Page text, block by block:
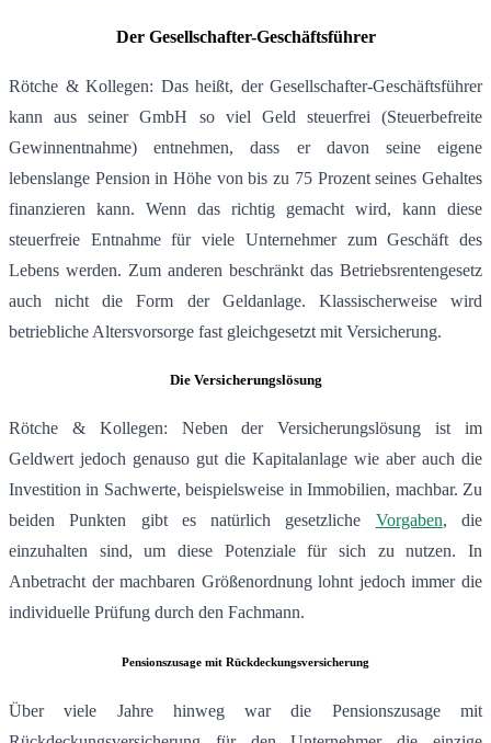
Der Gesellschafter-Geschäftsführer
Rötche & Kollegen: Das heißt, der Gesellschafter-Geschäftsführer
kann aus seiner GmbH so viel Geld steuerfrei (Steuerbefreite
Gewinnentnahme) entnehmen, dass er davon seine eigene
lebenslange Pension in Höhe von bis zu 75 Prozent seines Gehaltes
finanzieren kann. Wenn das richtig gemacht wird, kann diese
steuerfreie Entnahme für viele Unternehmer zum Geschäft des
Lebens werden. Zum anderen beschränkt das Betriebsrentengesetz
auch nicht die Form der Geldanlage. Klassischerweise wird
betriebliche Altersvorsorge fast gleichgesetzt mit Versicherung.
Die Versicherungslösung
Rötche & Kollegen: Neben der Versicherungslösung ist im
Geldwert jedoch genauso gut die Kapitalanlage wie aber auch die
Investition in Sachwerte, beispielsweise in Immobilien, machbar. Zu
beiden Punkten gibt es natürlich gesetzliche Vorgaben, die
einzuhalten sind, um diese Potenziale für sich zu nutzen. In
Anbetracht der machbaren Größenordnung lohnt jedoch immer die
individuelle Prüfung durch den Fachmann.
Pensionszusage mit Rückdeckungsversicherung
Über viele Jahre hinweg war die Pensionszusage mit